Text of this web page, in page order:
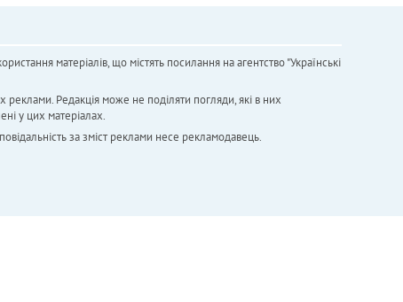
матеріалів, що містять посилання на агентство "Українськi
Редакція може не поділяти погляди, які в них
у цих матеріалах.
за зміст реклами несе рекламодавець.